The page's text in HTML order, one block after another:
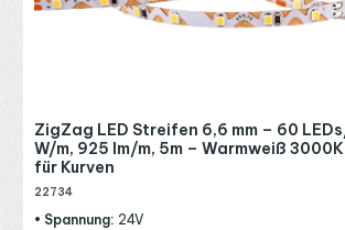
ZigZag LED Streifen 6,6 mm – 60
W/m, 925 lm/m, 5m – Warmweiß
für Kurven
22734
• Spannung: 24V